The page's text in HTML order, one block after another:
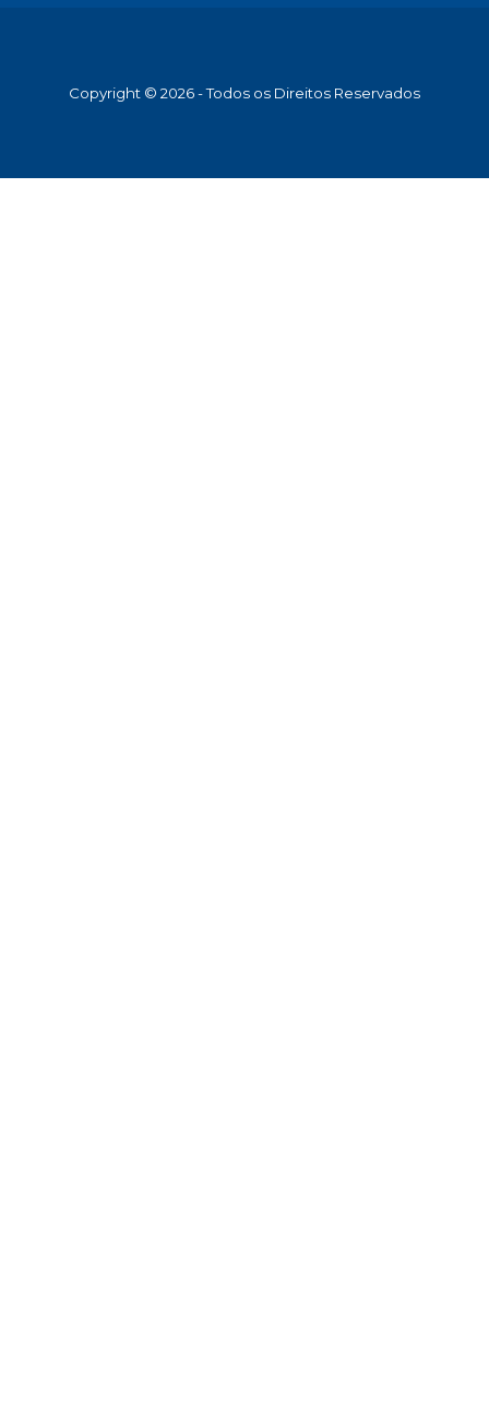
Copyright © 2026 - Todos os Direitos Reservados